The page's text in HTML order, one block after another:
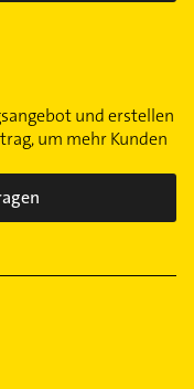
und erstellen
um mehr Kunden